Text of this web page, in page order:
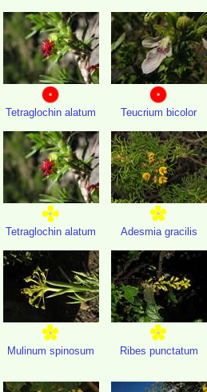
Tetraglochin alatum Teucrium bicolor
Tetraglochin alatum Adesmia gracilis
Mulinum spinosum Ribes punctatum